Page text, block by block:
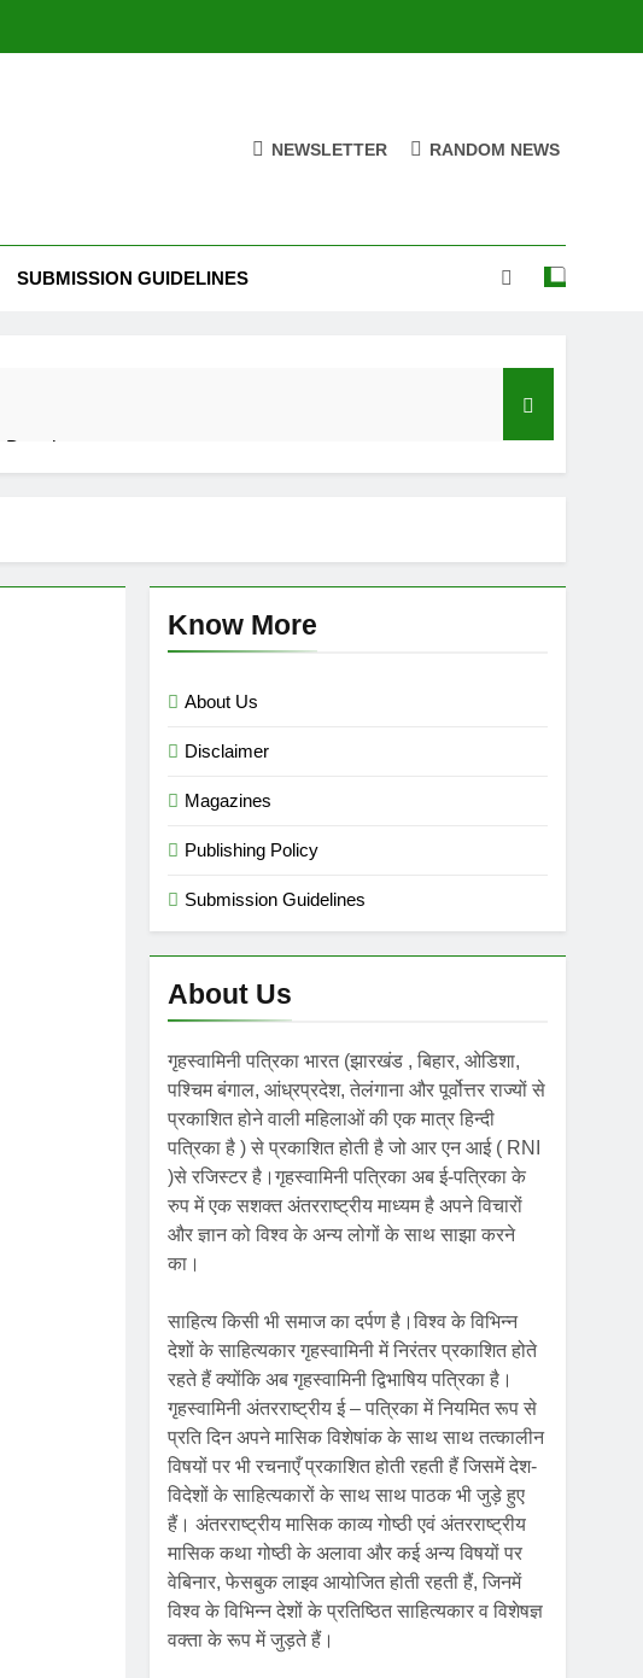
NEWSLETTER RANDOM NEWS
SUBMISSION GUIDELINES
Grihaswamini गृहस्वामिनी- Sept-Nov 2025
Know More
About Us
Disclaimer
Magazines
Publishing Policy
Submission Guidelines
About Us
गृहस्वामिनी पत्रिका भारत (झारखंड , बिहार, ओडिशा,
पश्चिम बंगाल, आंध्रप्रदेश, तेलंगाना और पूर्वोत्तर राज्यों से
प्रकाशित होने वाली महिलाओं की एक मात्र हिन्दी
पत्रिका है ) से प्रकाशित होती है जो आर एन आई ( RNI
)से रजिस्टर है।गृहस्वामिनी पत्रिका अब ई-पत्रिका के
रुप में एक सशक्त अंतरराष्ट्रीय माध्यम है अपने विचारों
और ज्ञान को विश्व के अन्य लोगों के साथ साझा करने
का।
साहित्य किसी भी समाज का दर्पण है।विश्व के विभिन्न
देशों के साहित्यकार गृहस्वामिनी में निरंतर प्रकाशित होते
रहते हैं क्योंकि अब गृहस्वामिनी द्विभाषिय पत्रिका है।
गृहस्वामिनी अंतरराष्ट्रीय ई – पत्रिका में नियमित रूप से
प्रति दिन अपने मासिक विशेषांक के साथ साथ तत्कालीन
विषयों पर भी रचनाएँ प्रकाशित होती रहती हैं जिसमें देश-
विदेशों के साहित्यकारों के साथ साथ पाठक भी जुड़े हुए
हैं। अंतरराष्ट्रीय मासिक काव्य गोष्ठी एवं अंतरराष्ट्रीय
मासिक कथा गोष्ठी के अलावा और कई अन्य विषयों पर
वेबिनार, फेसबुक लाइव आयोजित होती रहती हैं, जिनमें
विश्व के विभिन्न देशों के प्रतिष्ठित साहित्यकार व विशेषज्ञ
वक्ता के रूप में जुड़ते हैं।